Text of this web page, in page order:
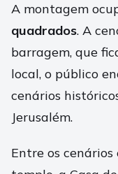
A montagem
quadrados. A
barragem, que
local, o público
cenários
Jerusalém.
Entre os